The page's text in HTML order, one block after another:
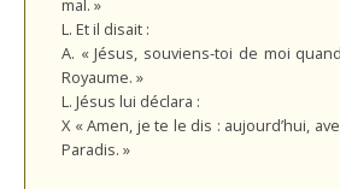
mal. »
L. Et il disait :
A. « Jésus, souviens-toi de moi
Royaume. »
L. Jésus lui déclara :
X « Amen, je te le dis : aujourd’hui,
Paradis. »